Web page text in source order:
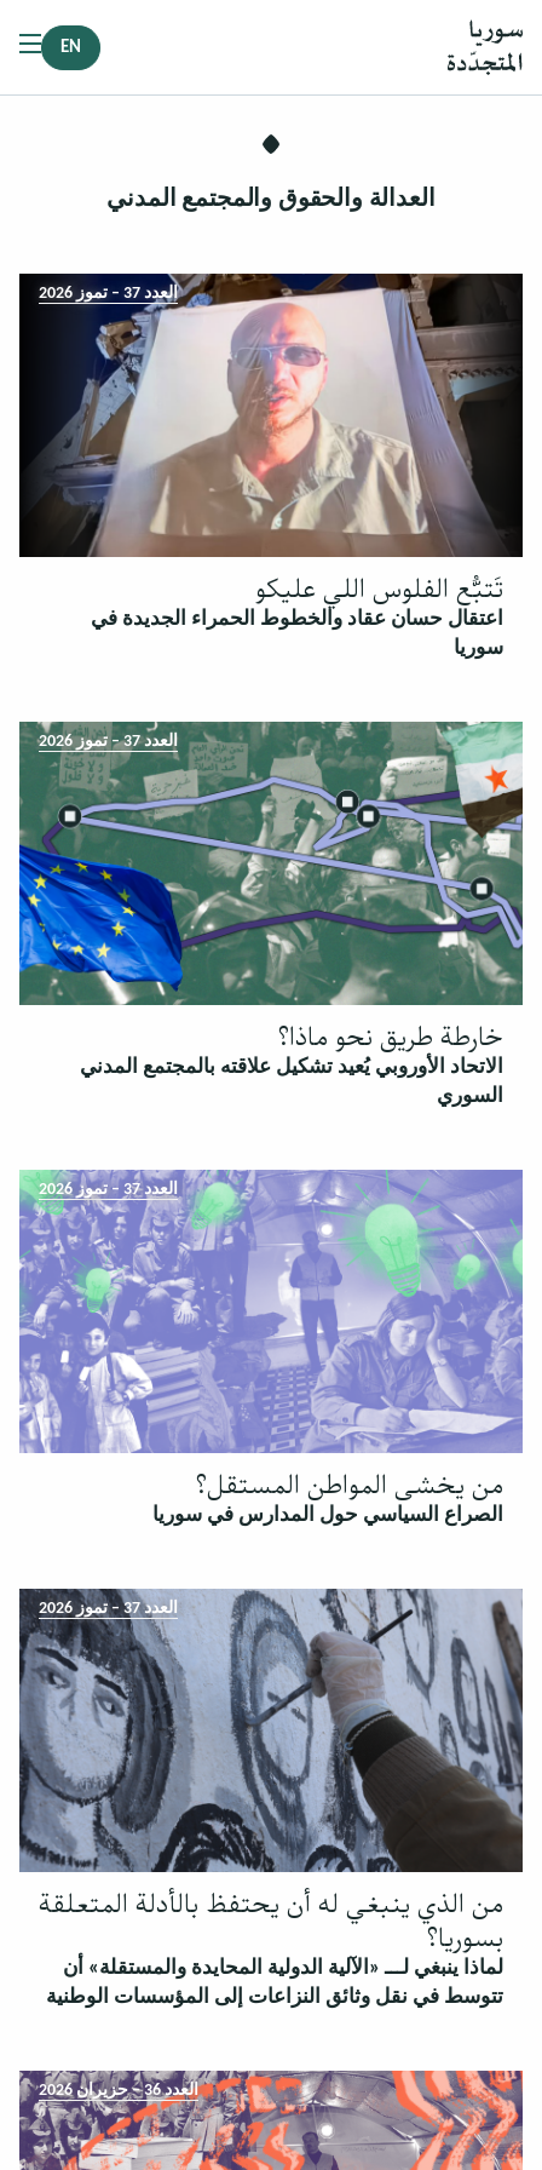
EN
العدالة والحقوق والمجتمع المدني
العدد 37 – تموز 2026
تَتبُّع الفلوس اللي عليكو
اعتقال حسان عقاد والخطوط الحمراء الجديدة في
سوريا
العدد 37 – تموز 2026
خارطة طريق نحو ماذا؟
الاتحاد الأوروبي يُعيد تشكيل علاقته بالمجتمع المدني
السوري
العدد 37 – تموز 2026
من يخشى المواطن المستقل؟
الصراع السياسي حول المدارس في سوريا
العدد 37 – تموز 2026
من الذي ينبغي له أن يحتفظ بالأدلة المتعلقة
بسوريا؟
لماذا ينبغي لـــ «الآلية الدولية المحايدة والمستقلة» أن
تتوسط في نقل وثائق النزاعات إلى المؤسسات الوطنية
العدد 36 – حزيران 2026